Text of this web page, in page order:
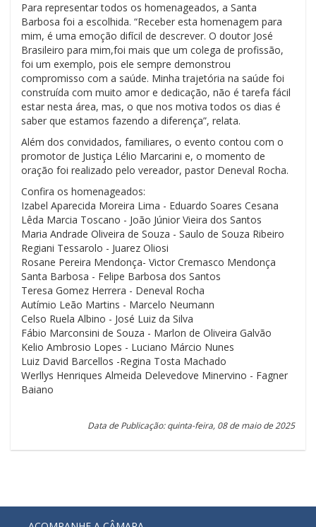
Para representar todos os homenageados, a Santa
Barbosa foi a escolhida. “Receber esta homenagem para
mim, é uma emoção difícil de descrever. O doutor José
Brasileiro para mim,foi mais que um colega de profissão,
foi um exemplo, pois ele sempre demonstrou
compromisso com a saúde. Minha trajetória na saúde foi
construída com muito amor e dedicação, não é tarefa fácil
estar nesta área, mas, o que nos motiva todos os dias é
saber que estamos fazendo a diferença”, relata.
Além dos convidados, familiares, o evento contou com o
promotor de Justiça Lélio Marcarini e, o momento de
oração foi realizado pelo vereador, pastor Deneval Rocha.
Confira os homenageados:
Izabel Aparecida Moreira Lima - Eduardo Soares Cesana
Lêda Marcia Toscano - João Júnior Vieira dos Santos
Maria Andrade Oliveira de Souza - Saulo de Souza Ribeiro
Regiani Tessarolo - Juarez Oliosi
Rosane Pereira Mendonça- Victor Cremasco Mendonça
Santa Barbosa - Felipe Barbosa dos Santos
Teresa Gomez Herrera - Deneval Rocha
Autímio Leão Martins - Marcelo Neumann
Celso Ruela Albino - José Luiz da Silva
Fábio Marconsini de Souza - Marlon de Oliveira Galvão
Kelio Ambrosio Lopes - Luciano Márcio Nunes
Luiz David Barcellos -Regina Tosta Machado
Werllys Henriques Almeida Delevedove Minervino - Fagner
Baiano
Data de Publicação: quinta-feira, 08 de maio de 2025